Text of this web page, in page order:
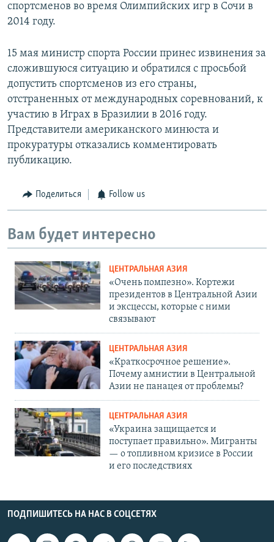
спортсменов во время Олимпийских игр в Сочи в
2014 году.
15 мая министр спорта России принес извинения за
сложившуюся ситуацию и обратился с просьбой
допустить спортсменов из его страны,
отстраненных от международных соревнований, к
участию в Играх в Бразилии в 2016 году.
Представители американского минюста и
прокуратуры отказались комментировать
публикацию.
Поделиться Follow us
Вам будет интересно
ЦЕНТРАЛЬНАЯ АЗИЯ
«Очень помпезно». Кортежи
президентов в Центральной Азии
и эксцессы, которые с ними
связывают
ЦЕНТРАЛЬНАЯ АЗИЯ
«Краткосрочное решение».
Почему амнистии в Центральной
Азии не панацея от проблемы?
ЦЕНТРАЛЬНАЯ АЗИЯ
«Украина защищается и
поступает правильно». Мигранты
— о топливном кризисе в России
и его последствиях
ПОДПИШИТЕСЬ НА НАС В СОЦСЕТЯХ